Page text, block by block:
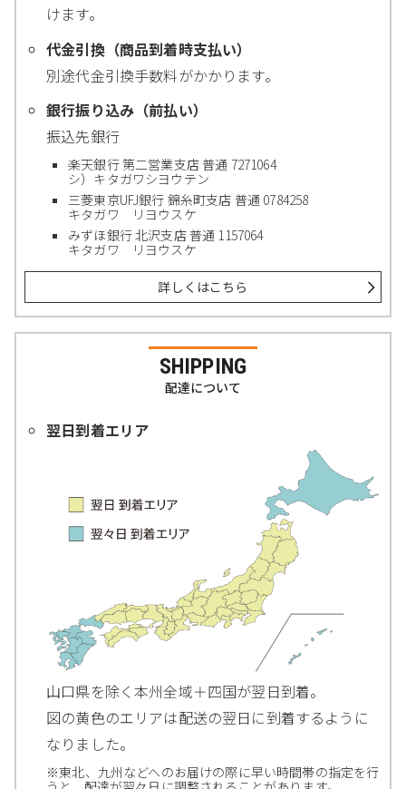
けます。
代金引換（商品到着時支払い）
別途代金引換手数料がかかります。
銀行振り込み（前払い）
振込先銀行
楽天銀行 第二営業支店 普通 7271064
シ）キタガワシヨウテン
三菱東京UFJ銀行 錦糸町支店 普通 0784258
キタガワ リヨウスケ
みずほ銀行 北沢支店 普通 1157064
キタガワ リヨウスケ
詳しくはこちら
SHIPPING
配達について
翌日到着エリア
山口県を除く本州全域＋四国が翌日到着。
図の黄色のエリアは配送の翌日に到着するように
なりました。
※東北、九州などへのお届けの際に早い時間帯の指定を行